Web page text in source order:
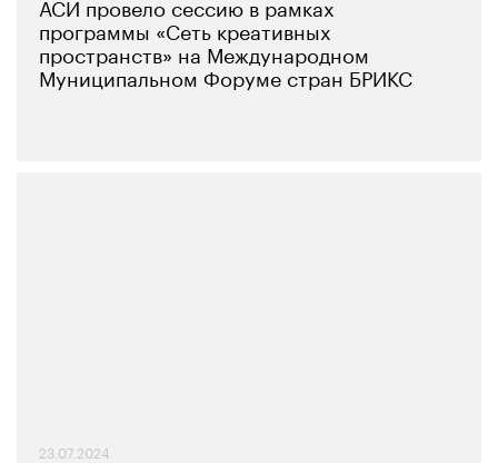
программы «Сеть креативных
пространств» на Международном
Муниципальном Форуме стран БРИКС
23.07.2024